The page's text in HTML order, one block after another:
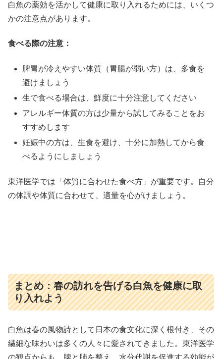
白魚の薬効を活かして健康に取り入れるためには、いくつ
かの注意点があります。
食べる際の注意：
脾胃が冷えやすい体質（胃腸が弱い方）は、多食を
避けましょう
生で食べる場合は、鮮度に十分注意してください
アレルギー体質の方は少量から試してみることをお
すすめします
妊娠中の方は、生食を避け、十分に加熱してから食
べるようにしましょう
東洋医学では「体質に合わせた食べ方」が重要です。自分
の体調や体質に合わせて、適量を心がけましょう。
まとめ：春の訪れを告げる白魚を健康に取
り入れよう
白魚は春の風物詩として日本の食文化に深く根付き、その
繊細な味わいは多くの人々に愛されてきました。東洋医学